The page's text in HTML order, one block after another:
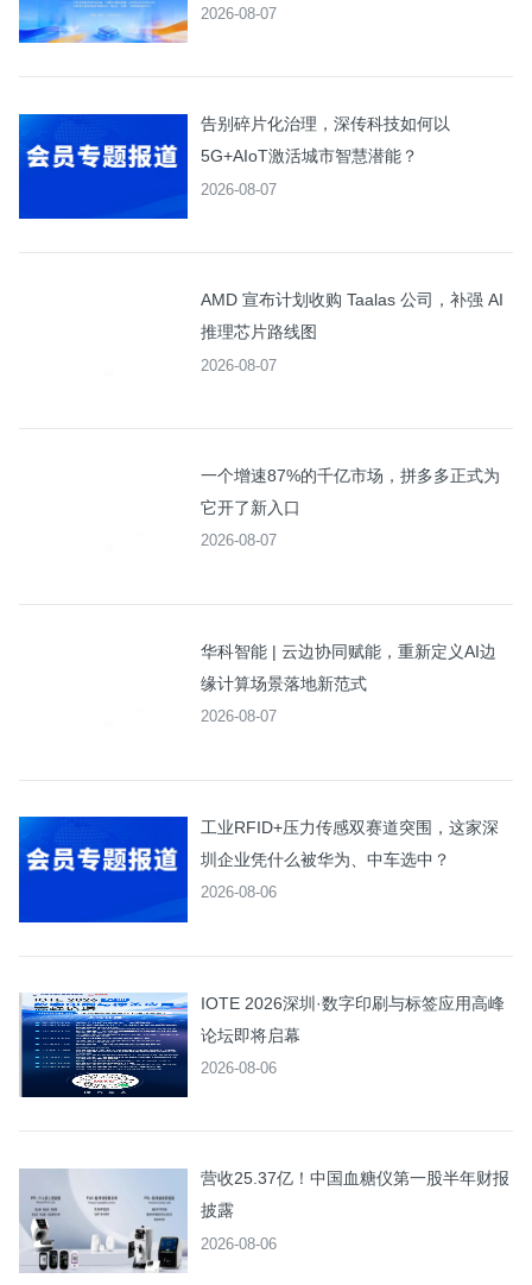
2026-08-07
告别碎片化治理，深传科技如何以
5G+AIoT激活城市智慧潜能？
2026-08-07
AMD 宣布计划收购 Taalas 公司，补强 AI
推理芯片路线图
2026-08-07
一个增速87%的千亿市场，拼多多正式为
它开了新入口
2026-08-07
华科智能 | 云边协同赋能，重新定义AI边
缘计算场景落地新范式
2026-08-07
工业RFID+压力传感双赛道突围，这家深
圳企业凭什么被华为、中车选中？
2026-08-06
IOTE 2026深圳·数字印刷与标签应用高峰
论坛即将启幕
2026-08-06
营收25.37亿！中国血糖仪第一股半年财报
披露
2026-08-06